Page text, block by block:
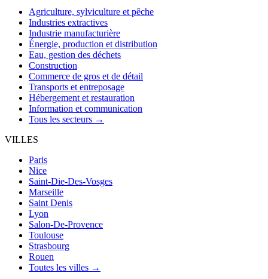
Agriculture, sylviculture et pêche
Industries extractives
Industrie manufacturière
Énergie, production et distribution
Eau, gestion des déchets
Construction
Commerce de gros et de détail
Transports et entreposage
Hébergement et restauration
Information et communication
Tous les secteurs →
VILLES
Paris
Nice
Saint-Die-Des-Vosges
Marseille
Saint Denis
Lyon
Salon-De-Provence
Toulouse
Strasbourg
Rouen
Toutes les villes →